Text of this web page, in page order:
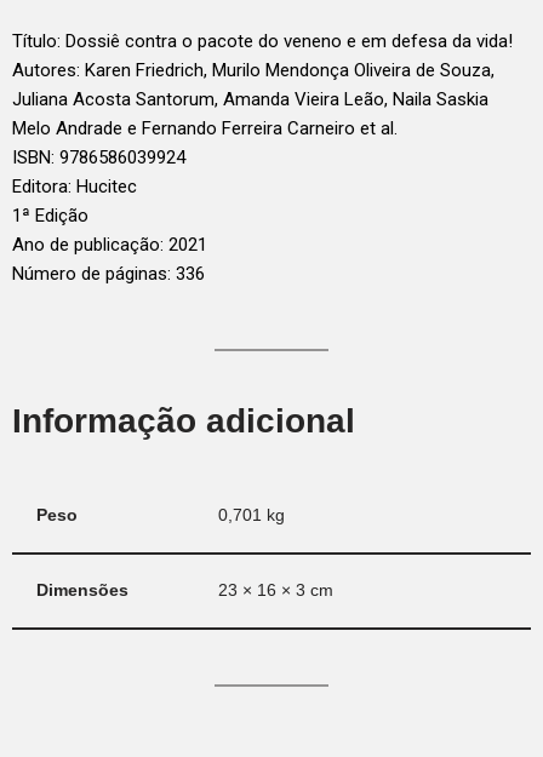
Título: Dossiê contra o pacote do veneno e em defesa da vida!
Autores: Karen Friedrich, Murilo Mendonça Oliveira de Souza,
Juliana Acosta Santorum, Amanda Vieira Leão, Naila Saskia
Melo Andrade e Fernando Ferreira Carneiro et al.
ISBN: 9786586039924
Editora: Hucitec
1ª Edição
Ano de publicação: 2021
Número de páginas: 336
Informação adicional
Peso 0,701 kg
Dimensões 23 × 16 × 3 cm